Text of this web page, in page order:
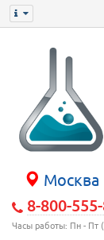
Москва
8-800-
Часы работы: Пн - Пт